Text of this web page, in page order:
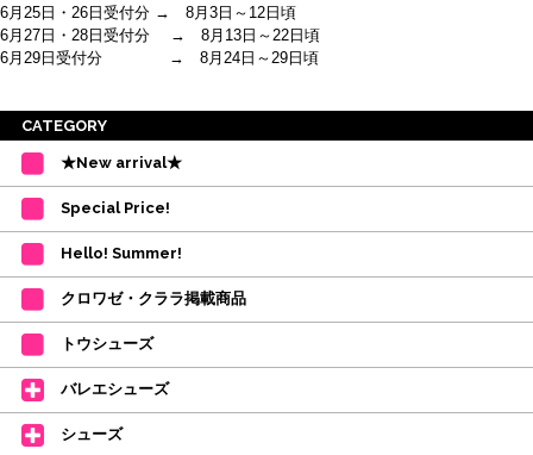
6月25日・26日受付分 → 8月3日～12日頃
6月27日・28日受付分 → 8月13日～22日頃
6月29日受付分 → 8月24日～29日頃
※ご注意
間を目安として下さい。
(目安は多少ずれこむ場合がございます。)
・在庫の確保は発送の直前に行います。カートに入れて注文完了となって
も、商品の確保はされておりません。
ご注文商品が在庫切れの場合は、上記お目安の頃にご連絡させていただき
ます。
カード決済をされたお客様は決済金額の変更をさせていただきます。
【ミルバ×たけいみき】オリジナルタオルが新登場!
レッスンのお供にはもちろん、毎日の持ち歩きやギフトにもぴったりのミル
バオリジナルタオルです。
たけいみきさんが描く「夢かわいい」バレエイラストが、そのままタオルに
なりました。
CATEGORY
★New arrival★
Special Price!
Hello! Summer!
クロワゼ・クララ掲載商品
トウシューズ
バレエシューズ
シューズ